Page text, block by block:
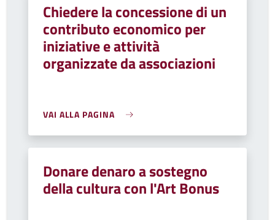
Chiedere la concessione di un
contributo economico per
iniziative e attività
organizzate da associazioni
VAI ALLA PAGINA
Donare denaro a sostegno
della cultura con l'Art Bonus